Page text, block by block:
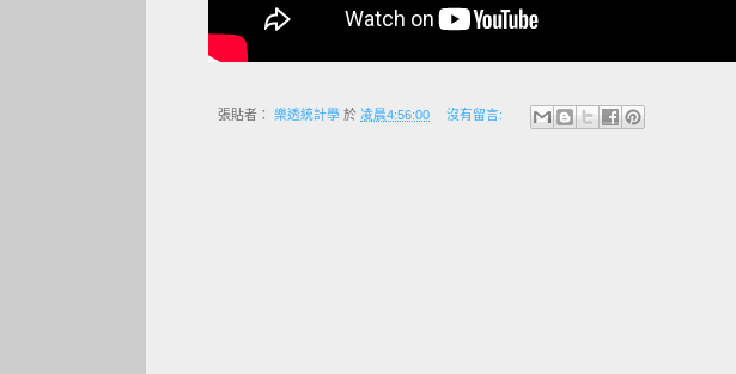
張貼者： 樂透統計學 於 凌晨4:56:00 沒有留言: